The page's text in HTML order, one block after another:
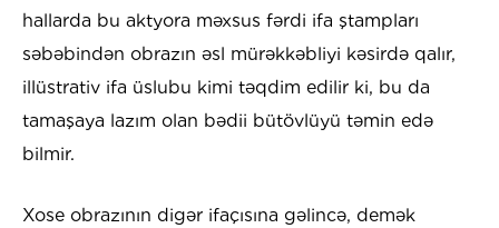
hallarda bu aktyora məxsus fərdi ifa ştampları
səbəbindən obrazın əsl mürəkkəbliyi kəsirdə qalır,
illüstrativ ifa üslubu kimi təqdim edilir ki, bu da
tamaşaya lazım olan bədii bütövlüyü təmin edə
bilmir.
Xose obrazının digər ifaçısına gəlincə, demək